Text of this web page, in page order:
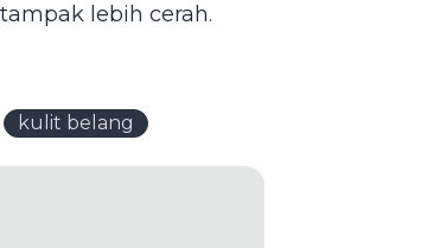
lebih cerah.
kulit belang